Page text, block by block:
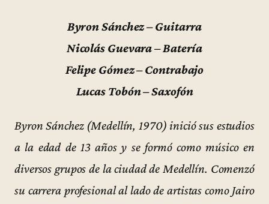
Byron Sánchez – Guitarra
Nicolás Guevara – Batería
Felipe Gómez – Contrabajo
Lucas Tobón – Saxofón
Byron Sánchez (Medellín, 1970) inició sus estudios
a la edad de 13 años y se formó como músico en
diversos grupos de la ciudad de Medellín. Comenzó
su carrera profesional al lado de artistas como Jairo